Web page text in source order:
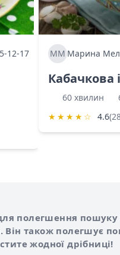
12-17 ММ Марина
Кабачкова
60 хвилин
★ ★ ★ ★ ☆ 4.6
полегшення пошуку
також полегшує
жодної дрібниці!